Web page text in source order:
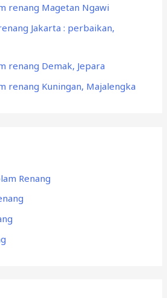
renang Magetan Ngawi
Jakarta : perbaikan,
renang Demak, Jepara
renang Kuningan, Majalengka
Renang